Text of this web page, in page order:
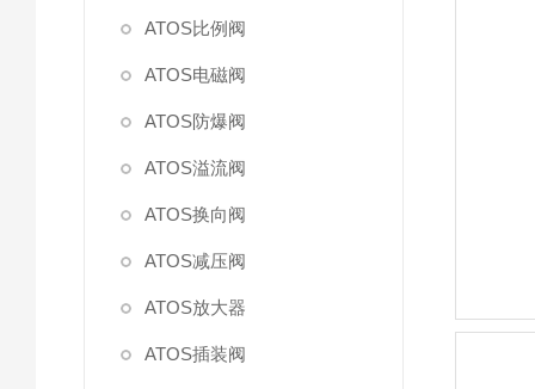
ATOS比例阀
ATOS电磁阀
ATOS防爆阀
ATOS溢流阀
ATOS换向阀
ATOS减压阀
ATOS放大器
ATOS插装阀